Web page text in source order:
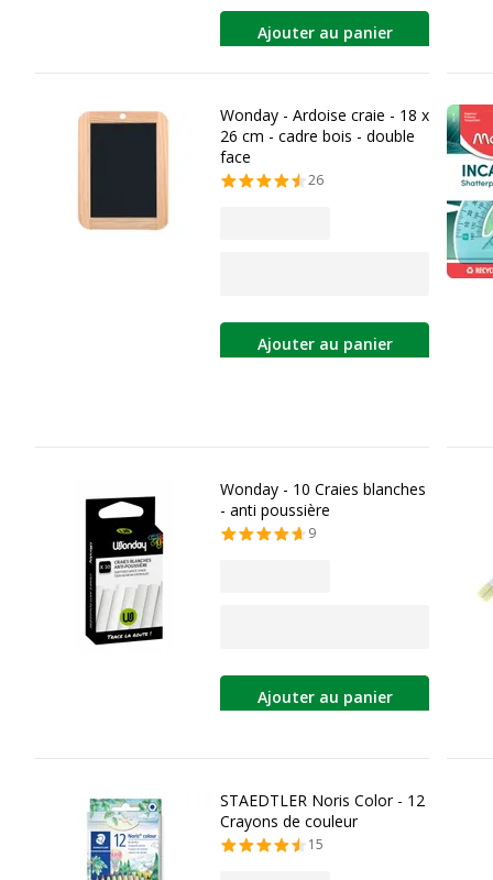
Ajouter au panier
Wonday - Ardoise craie - 18 x
26 cm - cadre bois - double
face
26
Ajouter au panier
Wonday - 10 Craies blanches
- anti poussière
9
Ajouter au panier
STAEDTLER Noris Color - 12
Crayons de couleur
15